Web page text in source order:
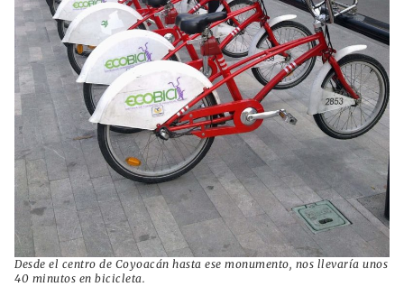
Desde el centro de Coyoacán hasta ese monumento, nos llevaría unos
40 minutos en bicicleta.